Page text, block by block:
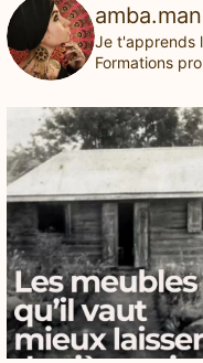
Je t'apprends
Formations